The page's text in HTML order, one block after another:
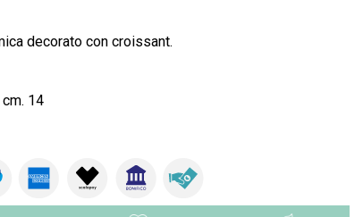
decorato con croissant.
14